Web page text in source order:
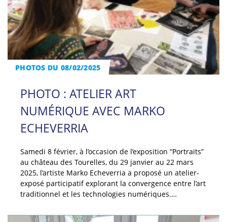
PHOTOS DU 08/02/2025
PHOTO : ATELIER ART
NUMÉRIQUE AVEC MARKO
ECHEVERRIA
Samedi 8 février, à l’occasion de l’exposition “Portraits”
au château des Tourelles, du 29 janvier au 22 mars
2025, l’artiste Marko Echeverria a proposé un atelier-
exposé participatif explorant la convergence entre l’art
traditionnel et les technologies numériques.…